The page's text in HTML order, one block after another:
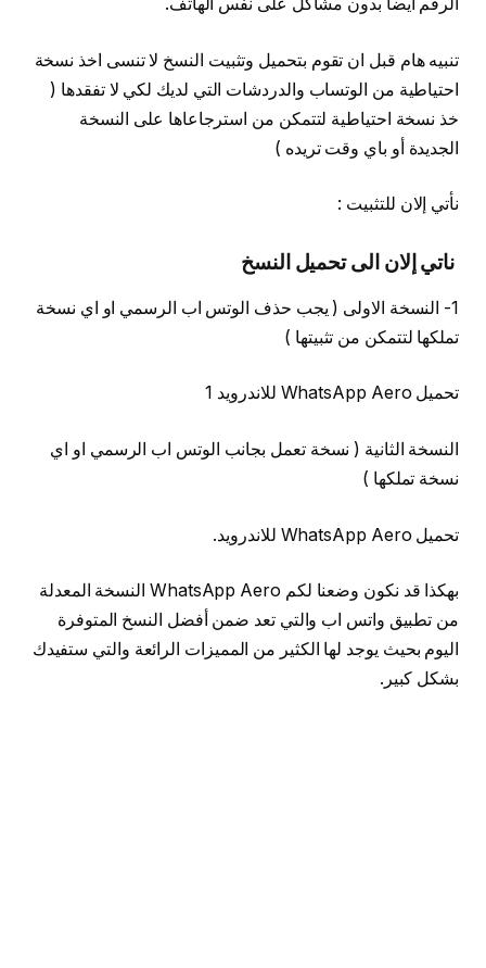
الرقم ايضا بدون مشاكل على نفس الهاتف.
تنبيه هام قبل ان تقوم بتحميل وتثبيت النسخ لا تنسى اخذ نسخة
احتياطية من الوتساب والدردشات التي لديك لكي لا تفقدها (
خذ نسخة احتياطية لتتمكن من استرجاعاها على النسخة
الجديدة أو باي وقت تريده )
نأتي إلان للتثبيت :
ناتي إلان الى تحميل النسخ
1- النسخة الاولى ( يجب حذف الوتس اب الرسمي او اي نسخة
تملكها لتتمكن من تثبيتها )
تحميل WhatsApp Aero للاندرويد 1
النسخة الثانية ( نسخة تعمل بجانب الوتس اب الرسمي او اي
نسخة تملكها )
تحميل WhatsApp Aero للاندرويد.
بهكذا قد نكون وضعنا لكم WhatsApp Aero النسخة المعدلة
من تطبيق واتس اب والتي تعد ضمن أفضل النسخ المتوفرة
اليوم بحيث يوجد لها الكثير من المميزات الرائعة والتي ستفيدك
بشكل كبير.